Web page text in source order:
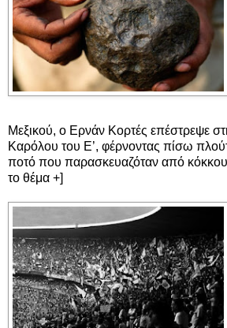
Μεξικού, ο Ερνάν Κορτές επέστρεψε
Καρόλου του Ε’, φέρνοντας πίσω
ποτό που παρασκευαζόταν από
το θέμα +]